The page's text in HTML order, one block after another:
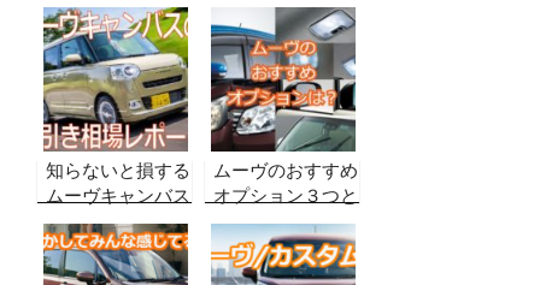
知らないと損する
ムーヴキャンバス
の値引き相場レポ
ート【グレード
別・2026年8月最
ムーヴのおすすめ
オプション３つと
カーナビを実際の
購入者の声をもと
にご紹介！